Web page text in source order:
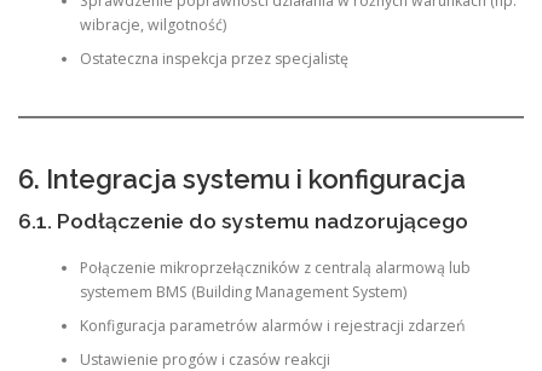
wibracje, wilgotność)
Ostateczna inspekcja przez specjalistę
6. Integracja systemu i konfiguracja
6.1. Podłączenie do systemu nadzorującego
Połączenie mikroprzełączników z centralą alarmową lub
systemem BMS (Building Management System)
Konfiguracja parametrów alarmów i rejestracji zdarzeń
Ustawienie progów i czasów reakcji